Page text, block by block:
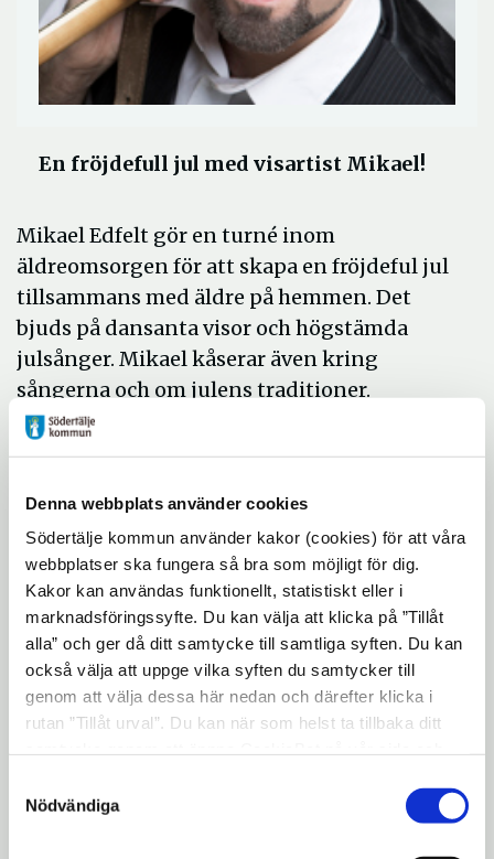
Denna webbplats använder cookies
Södertälje kommun använder kakor (cookies) för att våra
webbplatser ska fungera så bra som möjligt för dig.
Kakor kan användas funktionellt, statistiskt eller i
marknadsföringssyfte. Du kan välja att klicka på ”Tillåt
alla” och ger då ditt samtycke till samtliga syften. Du kan
också välja att uppge vilka syften du samtycker till
genom att välja dessa här nedan och därefter klicka i
rutan ”Tillåt urval”. Du kan när som helst ta tillbaka ditt
"Visa detaljer" kan du läsa om hur kakorna används och
hur vi och våra leverantörer inhämtar och behandlar
Nödvändiga
En fröjdefull jul med visartist Mikael!
Mikael Edfelt gör en turné inom
äldreomsorgen för att skapa en fröjdeful jul
tillsammans med äldre på hemmen. Det
bjuds på dansanta visor och högstämda
julsånger. Mikael kåserar även kring
sångerna och om julens traditioner.
Spelplatserna blir:
Björkmossen
12 december kl 11 Ljungbacken och kl 14
Wijbacken
16 december kl 11 Tallhöjdens
dagverksamhet kl 14 Tallhöjdens
äldreboende
17 december kl 11 Heijkensköldska
dagverksamhet och vårdboende kl 14
Lillängen
korttidsboende kl 13.30 Artursbergs